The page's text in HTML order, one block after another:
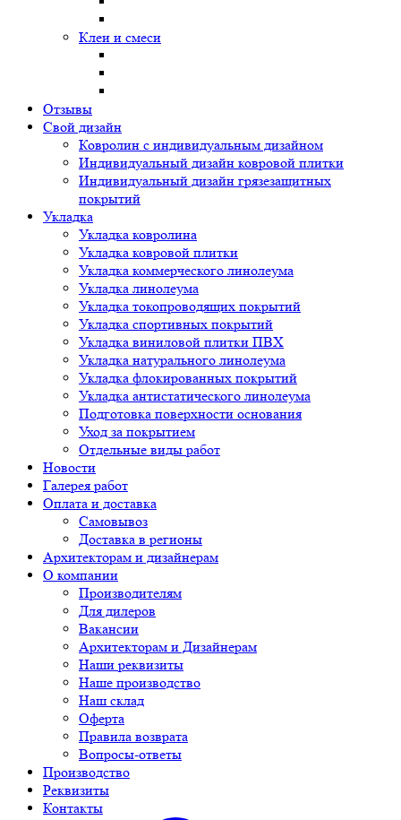
Клеи и смеси
Отзывы
Свой дизайн
Ковролин с индивидуальным дизайном
Индивидуальный дизайн ковровой плитки
Индивидуальный дизайн грязезащитных
покрытий
Укладка
Укладка ковролина
Укладка ковровой плитки
Укладка коммерческого линолеума
Укладка линолеума
Укладка токопроводящих покрытий
Укладка спортивных покрытий
Укладка виниловой плитки ПВХ
Укладка натурального линолеума
Укладка флокированных покрытий
Укладка антистатического линолеума
Подготовка поверхности основания
Уход за покрытием
Отдельные виды работ
Новости
Галерея работ
Оплата и доставка
Самовывоз
Доставка в регионы
Архитекторам и дизайнерам
О компании
Производителям
Для дилеров
Вакансии
Архитекторам и Дизайнерам
Наши реквизиты
Наше производство
Наш склад
Оферта
Правила возврата
Вопросы-ответы
Производство
Реквизиты
Контакты